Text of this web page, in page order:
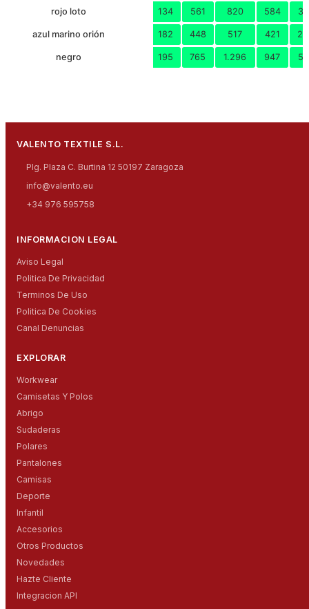
rojo loto
134 561 820 584
azul marino orión 182 448 517 421
negro 195 765 1.296 947
VALENTO TEXTILE S.L.
Plg. Plaza C. Burtina 12 50197 Zaragoza
info@valento.eu
+34 976 595758
INFORMACION LEGAL
Aviso Legal
Politica De Privacidad
Terminos De Uso
Politica De Cookies
Canal Denuncias
EXPLORAR
Workwear
Camisetas Y Polos
Abrigo
Sudaderas
Polares
Pantalones
Camisas
Deporte
Infantil
Accesorios
Otros Productos
Novedades
Hazte Cliente
Integracion API